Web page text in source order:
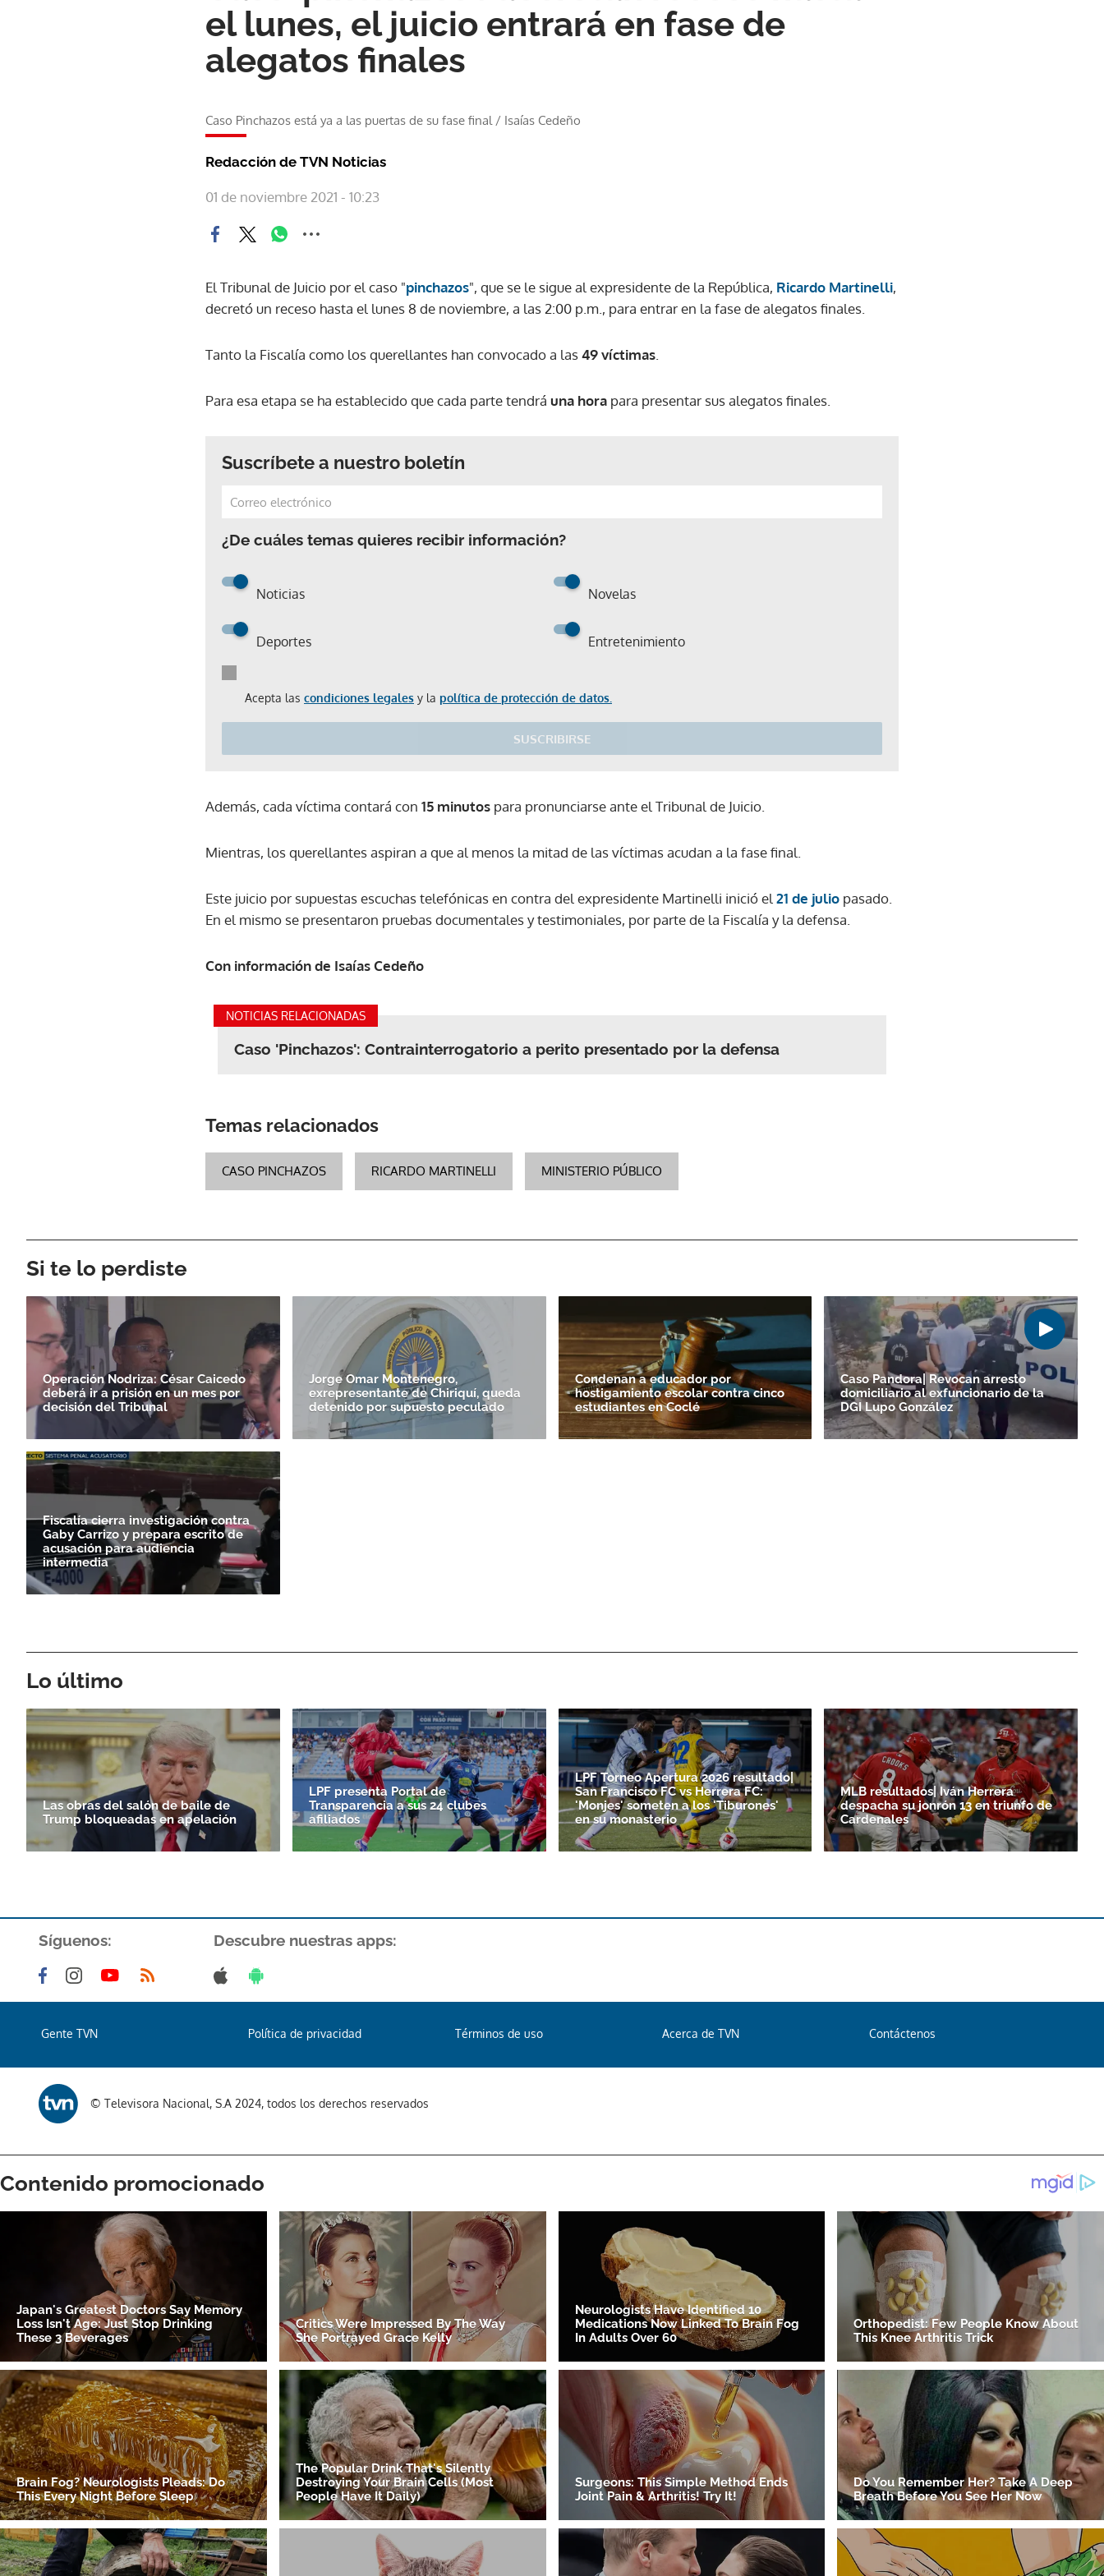
el lunes, el juicio entrará en fase de
alegatos finales
Caso Pinchazos está ya a las puertas de su fase final/ Isaías Cedeño
Redacción de TVN Noticias
01 de noviembre 2021 - 10:23
El Tribunal de Juicio por el caso "pinchazos", que se le sigue al expresidente de la República, Ricardo Martinelli,
decretó un receso hasta el lunes 8 de noviembre, a las 2:00 p.m., para entrar en la fase de alegatos finales.
Tanto la Fiscalía como los querellantes han convocado a las49 víctimas
Para esa etapa se ha establecido que cada parte tendrá una hora para presentar sus alegatos finales.
Suscríbete a nuestro boletín
¿De cuáles temas quieres recibir información?
Noticias Novelas
Deportes Entretenimiento
Acepta las condiciones legales y la política de protección de datos.
SUSCRIBIRSE
Gracias por suscribirte a nuestro boletín.
ACEPTAR
Además, cada víctima contará con 15 minutos para pronunciarse ante el Tribunal de Juicio.
Mientras, los querellantes aspiran a que al menos la mitad de las víctimas acudan a la fase final.
Este juicio por supuestas escuchas telefónicas en contra del expresidente Martinelli inició el 21 de julio pasado.
En el mismo se presentaron pruebas documentales y testimoniales, por parte de la Fiscalía y la defensa.
Con información de Isaías Cedeño
NOTICIAS RELACIONADAS
Caso 'Pinchazos': Contrainterrogatorio a perito presentado por la defensa
Temas relacionados
CASO PINCHAZOS RICARDO MARTINELLI MINISTERIO PÚBLICO
Si te lo perdiste
Operación Nodriza: César Caicedo
deberá ir a prisión en un mes por
decisión del Tribunal
Jorge Omar Montenegro,
exrepresentante de Chiriquí, queda
detenido por supuesto peculado
Condenan a educador por
hostigamiento escolar contra cinco
estudiantes en Coclé
Caso Pandora| Revocan arresto
domiciliario al exfuncionario de la
DGI Lupo González
Fiscalía cierra investigación contra
Gaby Carrizo y prepara escrito de
acusación para audiencia
intermedia
Lo último
Las obras del salón de baile de
Trump bloqueadas en apelación
LPF presenta Portal de
Transparencia a sus 24 clubes
afiliados
LPF Torneo Apertura 2026 resultado|
San Francisco FC vs Herrera FC:
'Monjes' someten a los 'Tiburones'
en su monasterio
MLB resultados| Iván Herrera
despacha su jonrón 13 en triunfo de
Cardenales
Síguenos: Descubre nuestras apps:
Gente TVN Política de privacidad Términos de uso Acerca de TVN Contáctenos
© Televisora Nacional, S.A 2024, todos los derechos reservados